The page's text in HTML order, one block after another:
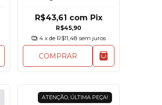
R$45,90
R$43,61 com Pix
4 x de R$11,48 sem juros
COMPRAR
ATENÇÃO, ÚLTIMA PEÇA!